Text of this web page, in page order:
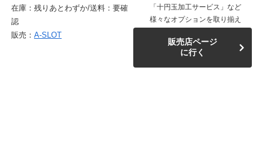
在庫：残りあとわずか/送料：要確
認
販売： A-SLOT
「十円玉加工サービス」など
様々なオプションを取り揃え
販売店ページ
に行く